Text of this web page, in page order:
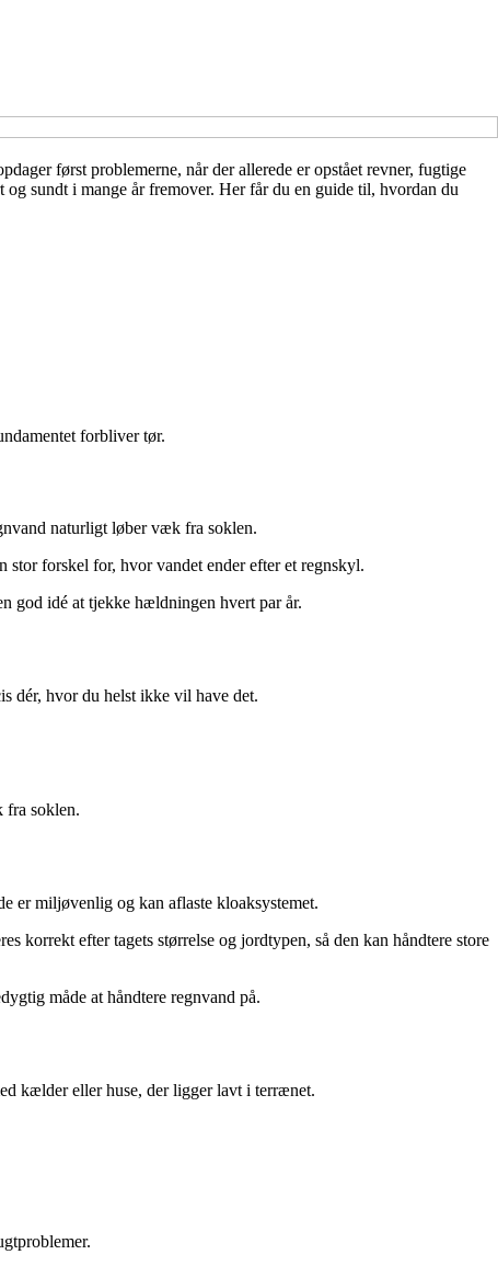
først problemerne, når der allerede er opstået revner, fugtige
sundt i mange år fremover. Her får du en guide til, hvordan du
forbliver tør.
naturligt løber væk fra soklen.
stor forskel for, hvor vandet ender efter et regnskyl.
god idé at tjekke hældningen hvert par år.
dér, hvor du helst ikke vil have det.
fra soklen.
er miljøvenlig og kan aflaste kloaksystemet.
korrekt efter tagets størrelse og jordtypen, så den kan håndtere store
måde at håndtere regnvand på.
kælder eller huse, der ligger lavt i terrænet.